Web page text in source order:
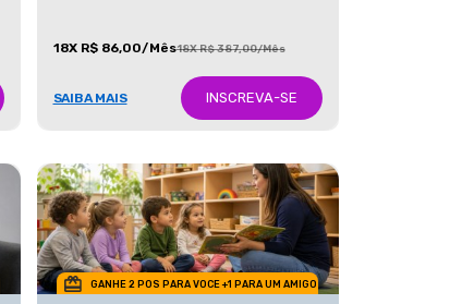
18X R$ 86,00/Mês18X R$ 387,00/Mês
SAIBA MAIS INSCREVA-SE
GANHE 2 POS PARA VOCE +1 PARA UM AMIGO